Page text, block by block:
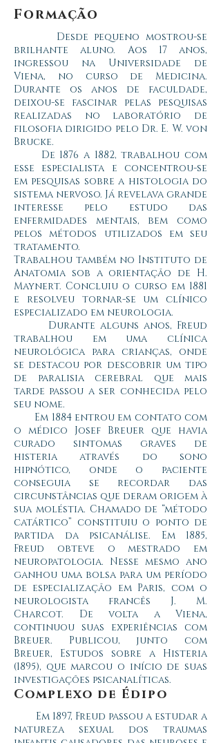
Formação
Desde pequeno mostrou-se
brilhante aluno. Aos 17 anos,
ingressou na Universidade de
Viena, no curso de Medicina.
Durante os anos de faculdade,
deixou-se fascinar pelas pesquisas
realizadas no laboratório de
filosofia dirigido pelo Dr. E. W. von
Brucke.
De 1876 a 1882, trabalhou com
esse especialista e concentrou-se
em pesquisas sobre a histologia do
sistema nervoso. Já revelava grande
interesse pelo estudo das
enfermidades mentais, bem como
pelos métodos utilizados em seu
tratamento.
Trabalhou também no Instituto de
Anatomia sob a orientação de H.
Maynert. Concluiu o curso em 1881
e resolveu tornar-se um clínico
especializado em neurologia.
Durante alguns anos, Freud
trabalhou em uma clínica
neurológica para crianças, onde
se destacou por descobrir um tipo
de paralisia cerebral que mais
tarde passou a ser conhecida pelo
seu nome.
Em 1884 entrou em contato com
o médico Josef Breuer que havia
curado sintomas graves de
histeria através do sono
hipnótico, onde o paciente
conseguia se recordar das
circunstâncias que deram origem à
sua moléstia. Chamado de “método
catártico” constituiu o ponto de
partida da psicanálise. Em 1885,
Freud obteve o mestrado em
neuropatologia. Nesse mesmo ano
ganhou uma bolsa para um período
de especialização em Paris, com o
neurologista francês J. M.
Charcot. De volta a Viena,
continuou suas experiências com
Breuer. Publicou, junto com
Breuer, Estudos sobre a Histeria
(1895), que marcou o início de suas
investigações psicanalíticas.
Complexo de Édipo
Em 1897, Freud passou a estudar a
natureza sexual dos traumas